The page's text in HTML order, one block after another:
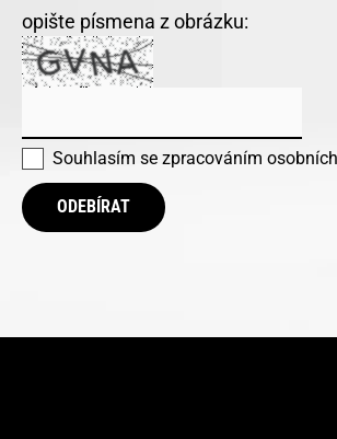
opište písmena z obrázku:
Souhlasím se zpracováním
ODEBÍRAT